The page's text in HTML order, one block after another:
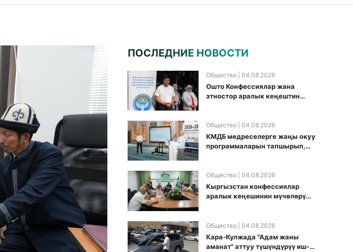
ПОСЛЕДНИЕ НОВОСТИ
Общество| 04.08.2026
Ошто Конфессиялар жана
этностор аралык кеңештин
Общество| 04.08.2026
КМДБ медреселерге жаңы окуу
программаларын тапшырып,
киргизди
Общество| 04.08.2026
Кыргызстан конфессиялар
аралык кеӊешинин мүчөлөрү
Общество| 04.08.2026
Кара-Кулжада "Адам жаны
аманат" аттуу түшүндүрүү иш-